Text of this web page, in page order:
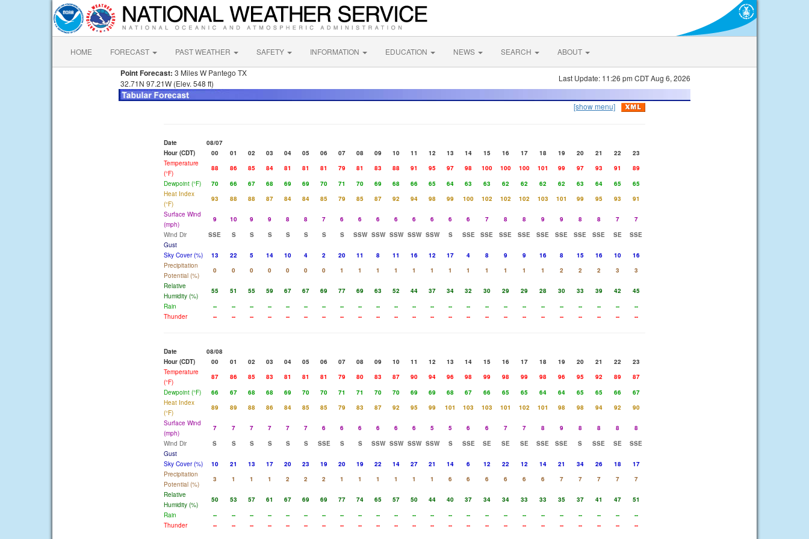
HOME FORECAST PAST WEATHER SAFETY INFORMATION EDUCATION NEWS SEARCH ABOUT
Point Forecast: 3 Miles W Pantego TX
32.71N 97.21W (Elev. 548 ft)
Last Update: 11:26 pm CDT Aug 6, 2026
[show menu]
Date
08/07
Hour (CDT)
00 01 02 03 04 05 06 07 08 09 10 11 12 13 14 15 16 17 18 19 20 21 22
23
Temperature
(°F)
88 86 85 84 81 81 81 79 81 83 88 91 95 97 98 100 100 100 101 99 97 93 91
89
Dewpoint (°F)
70 66 67 68 69 69 70 71 70 69 68 66 65 64 63 63 62 62 62 62 63 64 65
65
Heat Index
(°F)
93 88 88 87 84 84 85 79 85 87 92 94 98 99 100 102 102 102 103 101 99 95 93
91
Surface Wind
(mph)
9 10 9 9 8 8 7 6 6 6 6 6 6 6 6 7 8 8 9 9 8 8 7
7
Wind Dir
SSE S S S S S S S SSW SSW SSW SSW SSW S SSE SSE SSE SSE SSE SSE SSE SSE SE
SSE
Gust
Sky Cover (%)
13 22 5 14 10 4 2 20 11 8 11 16 12 17 4 8 9 9 16 8 15 16 10
16
Precipitation
Potential (%)
0 0 0 0 0 0 0 1 1 1 1 1 1 1 1 1 1 1 1 2 2 2 3
3
Relative
Humidity (%)
55 51 55 59 67 67 69 77 69 63 52 44 37 34 32 30 29 29 28 30 33 39 42
45
Rain
-- -- -- -- -- -- -- -- -- -- -- -- -- -- -- -- -- -- -- -- -- -- --
--
Thunder
-- -- -- -- -- -- -- -- -- -- -- -- -- -- -- -- -- -- -- -- -- -- -- --
Date
08/08
Hour (CDT)
00 01 02 03 04 05 06 07 08 09 10 11 12 13 14 15 16 17 18 19 20 21 22
23
Temperature
(°F)
87 86 85 83 81 81 81 79 80 83 87 90 94 96 98 99 98 99 98 96 95 92 89
87
Dewpoint (°F)
66 67 68 68 69 70 70 71 71 70 70 69 69 68 67 66 65 65 64 64 65 65 66
67
Heat Index
(°F)
89 89 88 86 84 85 85 79 83 87 92 95 99 101 103 103 101 102 101 98 98 94 92
90
Surface Wind
(mph)
7 7 7 7 7 7 6 6 6 6 6 6 5 5 6 6 7 7 8 9 8 8 8
8
Wind Dir
S S S S S S SSE S S SSW SSW SSW SSW S SSE SE SE SE SSE SSE S SSE SE
SSE
Gust
Sky Cover (%)
10 21 13 17 20 23 19 20 19 22 14 27 21 14 6 12 22 12 14 21 34 26 18
17
Precipitation
Potential (%)
3 1 1 1 2 2 2 1 1 1 1 1 1 6 6 6 6 6 6 7 7 7 7
7
Relative
Humidity (%)
50 53 57 61 67 69 69 77 74 65 57 50 44 40 37 34 34 33 33 35 37 41 47
51
Rain
-- -- -- -- -- -- -- -- -- -- -- -- -- -- -- -- -- -- -- -- -- -- --
--
Thunder
-- -- -- -- -- -- -- -- -- -- -- -- -- -- -- -- -- -- -- -- -- -- -- --